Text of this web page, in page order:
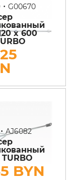
•G00670
x 600
AJ6082
BYN